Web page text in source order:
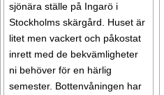
sjönära ställe på Ingarö i
Stockholms skärgård. Huset är
litet men vackert och påkostat
inrett med de bekvämligheter
ni behöver för en härlig
semester. Bottenvåningen har